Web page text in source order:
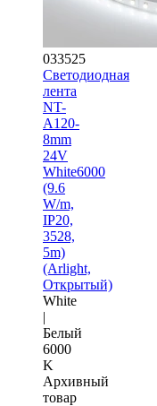
033525
Светодиодная
лента
NT-
A120-
8mm
24V
White6000
(9.6
W/m,
IP20,
3528,
5m)
(Arlight,
Открытый)
White
|
Белый
6000
K
Архивный
товар